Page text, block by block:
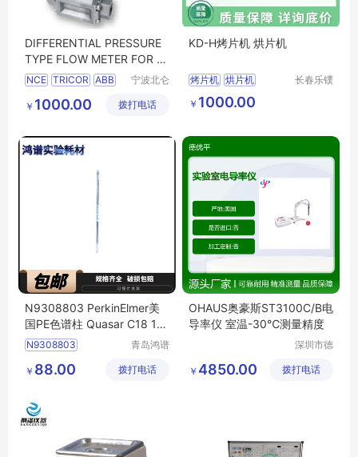
DIFFERENTIAL PRESSURE
TYPE FLOW METER FOR DI
STRIBUTION
NCE TRICOR ABB
YOKOGAWA
宁波北仑
设备有限
￥ 1000.00 拨打电话
KD-H烤片机 烘片机
烤片机 烘片机
烤片机品牌
长春乐镤
￥ 1000.00
N9308803 PerkinElmer美
国PE色谱柱 Quasar C18 10
0x4.6mm 5um
N9308803
青岛鸿谱
有限公司
￥ 88.00 拨打电话
OHAUS奥豪斯ST3100C/B电
导率仪 室温-30℃测量精度
深圳市德
有限公司
￥ 4850.00 拨打电话